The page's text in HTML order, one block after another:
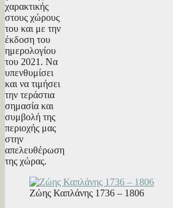
χαρακτικής
στους χώρους
του και με την
έκδοση του
ημερολογίου
του 2021. Να
υπενθυμίσει
και να τιμήσει
την τεράστια
σημασία και
συμβολή της
περιοχής μας
στην
απελευθέρωση
της χώρας.
Ζώης Καπλάνης 1736 – 1806